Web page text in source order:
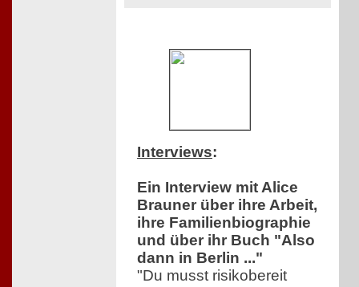
Interviews:
Ein Interview mit Alice
Brauner über ihre Arbeit,
ihre Familienbiographie
und über ihr Buch "Also
dann in Berlin ..."
"Du musst risikobereit